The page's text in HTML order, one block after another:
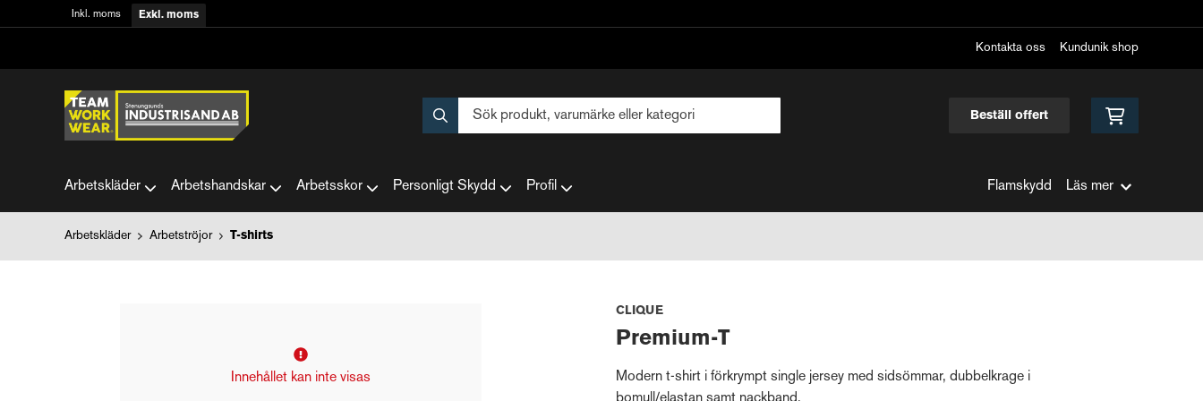
Inkl. moms Exkl. moms
Kontakta oss Kundunik shop
Beställ offert
Arbetskläder Arbetshandskar Arbetsskor Personligt Skydd Profil Flamskydd Läs mer
Arbetskläder Arbetströjor T-shirts
Innehållet kan inte visas
CLIQUE
Premium-T
Modern t-shirt i förkrympt single jersey med sidsömmar, dubbelkrage i